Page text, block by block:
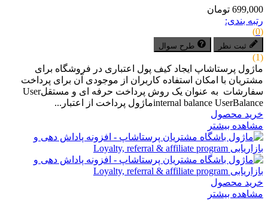
699,000 تومان
رتبه بندی:
(0)
ثبت نظر طرح سوال
(1)
ماژول پرستاشاپ ایجاد کیف پول اعتباری در فروشگاه برای
مشتریان با امکان استفاده کاربران از موجودی آن برای پرداخت
سفارشات به عنوان یک روش پرداخت حرفه ای و مستقلUser
internal balance UserBalanceماژول پرداخت از اعتبار...
خرید محصول
مشاهده بیشتر
خرید محصول
مشاهده بیشتر